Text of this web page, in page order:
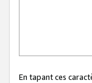
En tapant ces